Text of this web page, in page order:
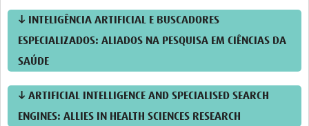
↓ INTELIGÊNCIA ARTIFICIAL E BUSCADORES
ESPECIALIZADOS: ALIADOS NA PESQUISA EM CIÊNCIAS DA
SAÚDE
↓ ARTIFICIAL INTELLIGENCE AND SPECIALISED SEARCH
ENGINES: ALLIES IN HEALTH SCIENCES RESEARCH